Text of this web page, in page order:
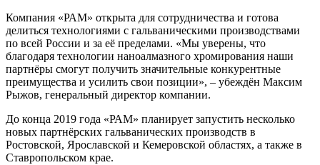
Компания «РАМ» открыта для сотрудничества и готова
делиться технологиями с гальваническими производствами
по всей России и за её пределами. «Мы уверены, что
благодаря технологии наноалмазного хромирования наши
партнёры смогут получить значительные конкурентные
преимущества и усилить свои позиции», – убеждён Максим
Рыжов, генеральный директор компании.
До конца 2019 года «РАМ» планирует запустить несколько
новых партнёрских гальванических производств в
Ростовской, Ярославской и Кемеровской областях, а также в
Ставропольском крае.